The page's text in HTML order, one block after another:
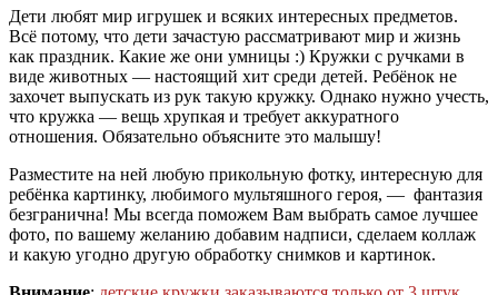
Дети любят мир игрушек и всяких интересных предметов.
Всё потому, что дети зачастую рассматривают мир и жизнь
как праздник. Какие же они умницы :) Кружки с ручками в
виде животных — настоящий хит среди детей. Ребёнок не
захочет выпускать из рук такую кружку. Однако нужно учесть,
что кружка — вещь хрупкая и требует аккуратного
отношения. Обязательно объясните это малышу!
Разместите на ней любую прикольную фотку, интересную для
ребёнка картинку, любимого мультяшного героя, — фантазия
безгранична! Мы всегда поможем Вам выбрать самое лучшее
фото, по вашему желанию добавим надписи, сделаем коллаж
и какую угодно другую обработку снимков и картинок.